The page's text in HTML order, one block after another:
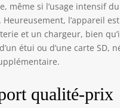
même si l’usage intensif
l’appareil
et un chargeur, bien
étui ou d’une carte SD,
qualité-prix